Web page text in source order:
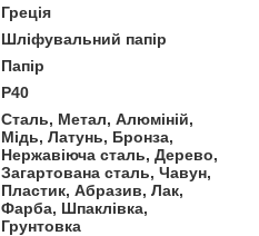
Греція
Шліфувальний папір
Папір
Р40
Сталь, Метал, Алюміній,
Мідь, Латунь, Бронза,
Нержавіюча сталь, Дерево,
Загартована сталь, Чавун,
Пластик, Абразив, Лак,
Фарба, Шпаклівка,
Грунтовка